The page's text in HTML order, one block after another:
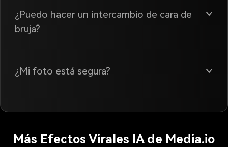
¿Puedo hacer un intercambio de cara de
bruja?
¿Mi foto está segura?
Más Efectos Virales IA de Media.io